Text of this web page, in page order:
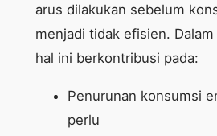
arus dilakukan sebelum
menjadi tidak efisien.
hal ini berkontribusi pada:
Penurunan konsumsi
perlu